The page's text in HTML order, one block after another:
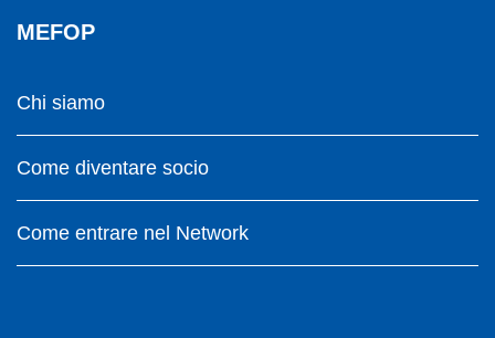
MEFOP
Chi siamo
Come diventare socio
Come entrare nel Network